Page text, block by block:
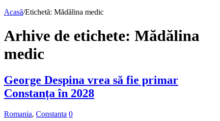
Acasă/Etichetă: Mădălina medic
Arhive de etichete: Mădălina
medic
George Despina vrea să fie primar
Constanța în 2028
Romania, Constanta 0